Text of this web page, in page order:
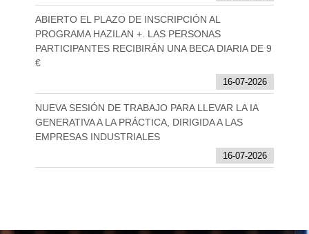
ABIERTO EL PLAZO DE INSCRIPCIÓN AL
PROGRAMA HAZILAN +. LAS PERSONAS
PARTICIPANTES RECIBIRÁN UNA BECA DIARIA DE 9
€
16-07-2026
NUEVA SESIÓN DE TRABAJO PARA LLEVAR LA IA
GENERATIVA A LA PRÁCTICA, DIRIGIDA A LAS
EMPRESAS INDUSTRIALES
16-07-2026